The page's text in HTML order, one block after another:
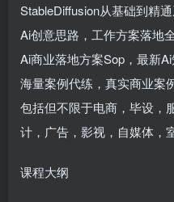
StableDiffusion从基础到精
Ai创意思路，工作方案落地
Ai商业落地方案Sop，最新
海量案例代练，真实商业案
包括但不限于电商，毕设，
计，广告，影视，自媒体，
课程大纲